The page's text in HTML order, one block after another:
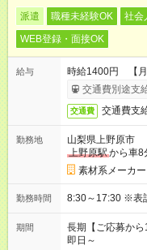
派遣 職種未経験OK 社会
WEB登録・面接OK
給与
時給1400円 【月
交通費別途支
交通費 交通費支
勤務地
山梨県上野原市
上野原駅から車8
素材系メーカー
勤務時間 8:30～
期間
長期【ご応募から
即日～